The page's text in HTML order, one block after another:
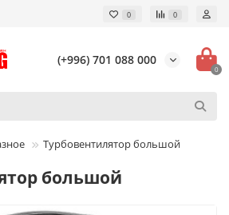
0 0
(+996) 701 088 000
0
Турбовентилятор большой
большой